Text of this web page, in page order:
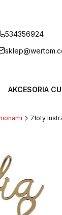
534356924
AKCESORIA
Złoty